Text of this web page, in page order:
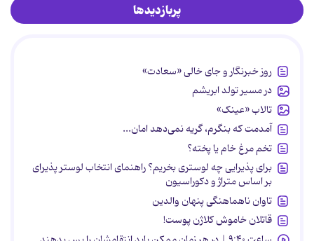
پربازدیدها
روز خبرنگار و جای خالی «سعادت»
در مسیر تولد ابریشم
تالاب «عینک»
آمدمت که بنگرم، گریه نمی‌دهد امان...
تخم مرغ خام یا پخته؟
برای پذیرایی چه لوستری بخریم؟ راهنمای انتخاب لوستر پذیرای
بر اساس متراژ و دکوراسیون
تاوان ناهماهنگی پنهان والدین
قاتلان خاموش کلاژن پوست!